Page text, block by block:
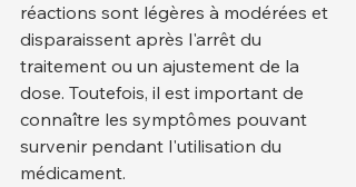
réactions sont légères à modérées et
disparaissent après l'arrêt du
traitement ou un ajustement de la
dose. Toutefois, il est important de
connaître les symptômes pouvant
survenir pendant l'utilisation du
médicament.